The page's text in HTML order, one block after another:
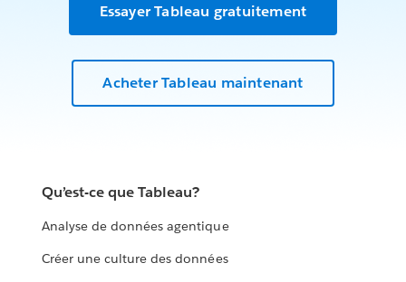
Essayer Tableau gratuitement
Acheter Tableau maintenant
Qu’est-ce que Tableau?
Analyse de données agentique
Créer une culture des données